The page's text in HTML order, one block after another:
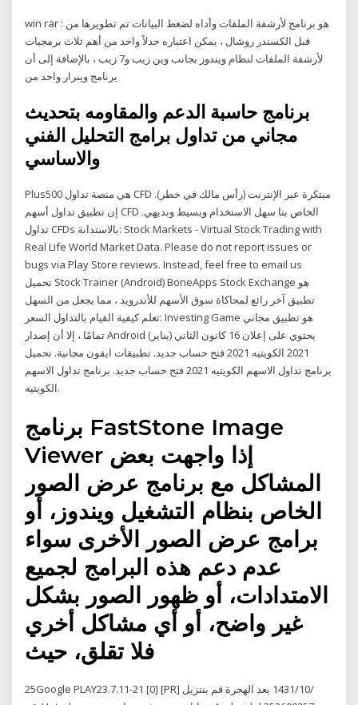
win rar : هو برنامج لأرشفة الملفات وأداه لضغط البيانات تم تطويرها من
قبل الكسندر روشال ، يمكن اعتباره جدلاً واحد من أهم ثلاث برمجيات
لأرشفة الملفات لنظام ويندوز بجانب وين زيب و7 زيب ، بالإضافة إلى أن
يرنامج وينرار واحد من
برنامج حاسبة الدعم والمقاومه بتحديث
مجاني من تداول برامج التحليل الفني
والاساسي
Plus500 هي منصة تداول CFD مبتكرة عبر الإنترنت (رأس مالك في خطر).
إن تطبيق تداول أسهم CFD الخاص بنا سهل الاستخدام وبسيط وبديهي.
تداول CFDs بالاستدانة: Stock Markets - Virtual Stock Trading with
Real Life World Market Data. Please do not report issues or
bugs via Play Store reviews. Instead, feel free to email us
تحميل Stock Trainer (Android) BoneApps Stock Exchange هو
تطبيق آخر رائع لمحاكاة سوق الأسهم للأندرويد ، مما يجعل من السهل
تعلم كيفية القيام بالتداول السعر: Investing Game هو تطبيق مجاني
تمامًا ، إلا أن إصدار Android يحتوي على إعلان 16 كانون الثاني (يناير)
2021 الكويتيه 2021 فتح حساب جديد. تطبيقات ايفون مجانية. تحميل
برنامج تداول الاسهم الكويتيه 2021 فتح حساب جديد. برنامج تداول الاسهم
الكويتيه.
برنامج FastStone Image
Viewer إذا واجهت بعض
المشاكل مع برنامج عرض الصور
الخاص بنظام التشغيل ويندوز، أو
برامج عرض الصور الأخرى سواء
عدم دعم هذه البرامج لجميع
الامتدادات، أو ظهور الصور بشكل
غير واضح، أو أي مشاكل أخري
فلا تقلق، حيث
25‏‏/10‏‏/1431 بعد الهجرة ‫قم بنتزيل Google PLAY23.7.11-21 [0] [PR]